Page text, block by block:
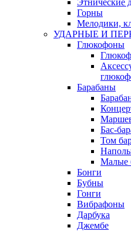
Горны
Мелодики,
УДАРНЫЕ И
Глюкофоны
Барабаны
Бас-
Том
Малые
Бонги
Бубны
Гонги
Вибрафоны
Дарбука
Джембе